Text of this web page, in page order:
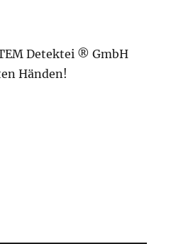
Detektei ® GmbH
Händen!